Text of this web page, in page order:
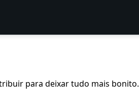
para deixar tudo mais bonito.